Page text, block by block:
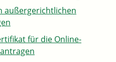
außergerichtlichen
für die Online-